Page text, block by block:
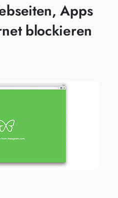
Apps
blockieren